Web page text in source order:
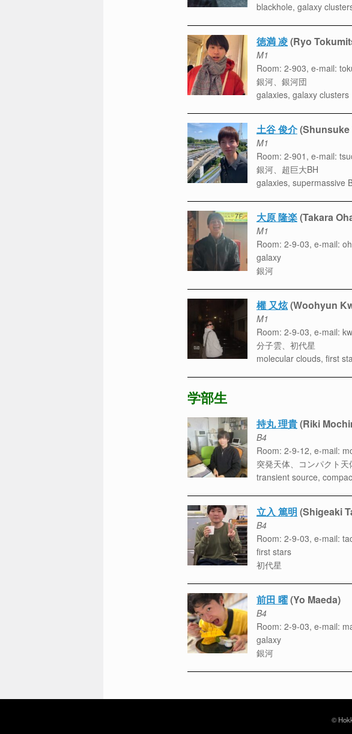
blackhole, galaxy
徳満 凌(Ryo
M1
Room: 2-903, e-mail:
銀河、銀河団
galaxies, galaxy clusters
土谷 俊介(Shunsuke
M1
Room: 2-901, e-mail:
銀河、超巨大BH
galaxies, supermassive
大原 隆楽(Takara
M1
Room: 2-9-03, e-mail:
galaxy
銀河
權 又炫(Woohyun
M1
Room: 2-9-03, e-mail:
分子雲、初代星
molecular clouds, first
学部生
持丸 理貴(Riki
B4
Room: 2-9-12, e-mail:
突発天体、コンパクト
transient source,
立入 篤明 (Shigeaki
B4
Room: 2-9-03, e-mail:
first stars
初代星
前田 曜(Yo Maeda)
B4
Room: 2-9-03, e-mail:
galaxy
銀河
©